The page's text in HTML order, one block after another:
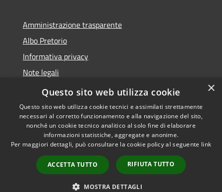
Amministrazione trasparente
Albo Pretorio
Informativa privacy
Note legali
Dichiarazione di accessibilità
Accessibilità
Copyright © 2026 • Comune di
Ferno • Powered by
Municipium•
Accesso
redazione
×
Questo sito web utilizza cookie
Questo sito web utilizza cookie tecnici e assimilati strettamente
necessari al corretto funzionamento e alla navigazione del sito,
nonché un cookie tecnico analitico al solo fine di elaborare
informazioni statistiche, aggregate e anonime.
Per maggiori dettagli, può consultare la cookie policy al seguente link
ACCETTA TUTTO RIFIUTA TUTTO
MOSTRA DETTAGLI